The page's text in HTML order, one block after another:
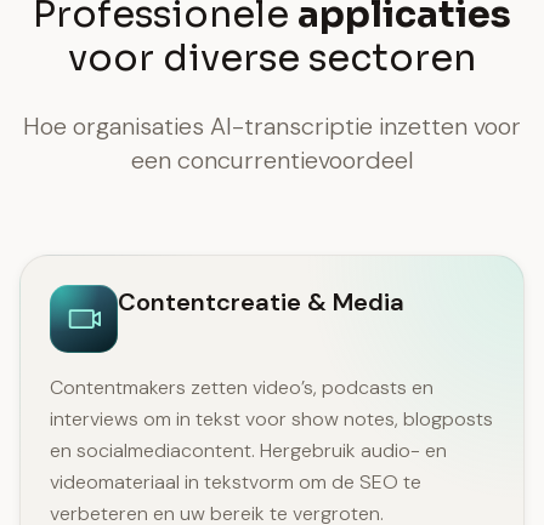
Professionele applicaties
voor diverse sectoren
Hoe organisaties AI-transcriptie inzetten voor
een concurrentievoordeel
Contentcreatie & Media
Contentmakers zetten video’s, podcasts en
interviews om in tekst voor show notes, blogposts
en socialmediacontent. Hergebruik audio- en
videomateriaal in tekstvorm om de SEO te
verbeteren en uw bereik te vergroten.